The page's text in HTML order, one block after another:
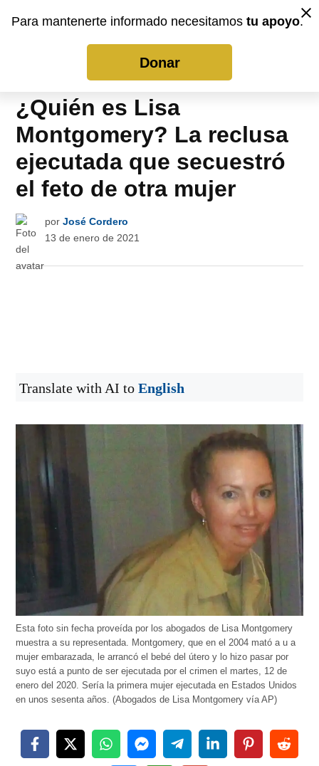
Para mantenerte informado necesitamos tu apoyo.
Donar
Noticia
Donar / Donate
¿Quién es Lisa
Montgomery? La reclusa
ejecutada que secuestró
el feto de otra mujer
por José Cordero
13 de enero de 2021
Translate with AI to English
Esta foto sin fecha proveída por los abogados de Lisa Montgomery
muestra a su representada. Montgomery, que en el 2004 mató a u a
mujer embarazada, le arrancó el bebé del útero y lo hizo pasar por
suyo está a punto de ser ejecutada por el crimen el martes, 12 de
enero del 2020. Sería la primera mujer ejecutada en Estados Unidos
en unos sesenta años. (Abogados de Lisa Montgomery vía AP)